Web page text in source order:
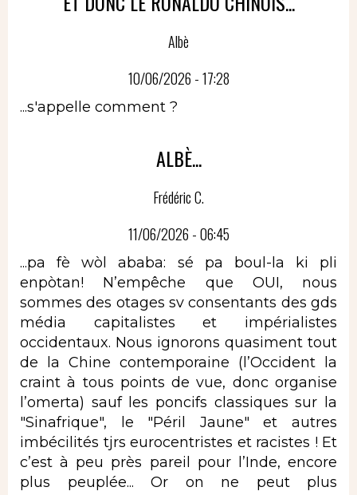
Albè
10/06/2026 - 17:28
...s'appelle comment ?
ALBÈ...
Frédéric C.
11/06/2026 - 06:45
...pa fè wòl ababa: sé pa boul-la ki pli
enpòtan! N’empêche que OUI, nous
sommes des otages sv consentants des gds
média capitalistes et impérialistes
occidentaux. Nous ignorons quasiment tout
de la Chine contemporaine (l’Occident la
craint à tous points de vue, donc organise
l’omerta) sauf les poncifs classiques sur la
"Sinafrique", le "Péril Jaune" et autres
imbécilités tjrs eurocentristes et racistes ! Et
c’est à peu près pareil pour l’Inde, encore
plus peuplée... Or on ne peut plus